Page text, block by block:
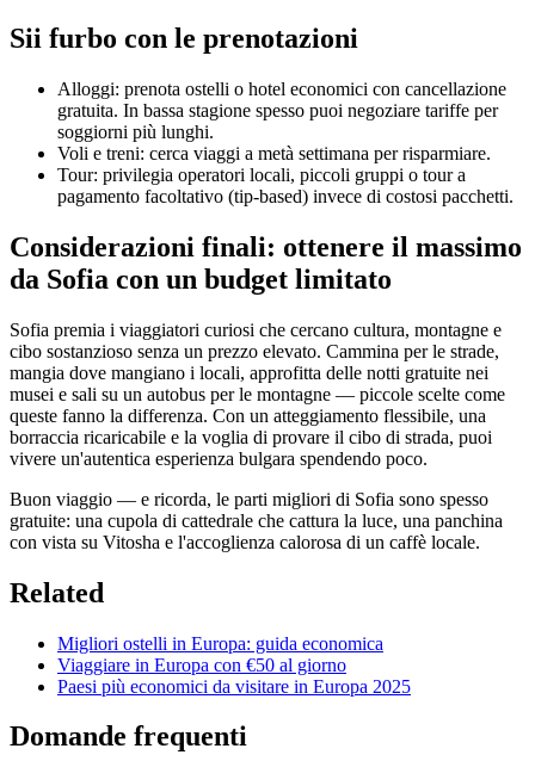
Sii furbo con le prenotazioni
Alloggi: prenota ostelli o hotel economici con cancellazione
gratuita. In bassa stagione spesso puoi negoziare tariffe per
soggiorni più lunghi.
Voli e treni: cerca viaggi a metà settimana per risparmiare.
Tour: privilegia operatori locali, piccoli gruppi o tour a
pagamento facoltativo (tip-based) invece di costosi pacchetti.
Considerazioni finali: ottenere il massimo
da Sofia con un budget limitato
Sofia premia i viaggiatori curiosi che cercano cultura, montagne e
cibo sostanzioso senza un prezzo elevato. Cammina per le strade,
mangia dove mangiano i locali, approfitta delle notti gratuite nei
musei e sali su un autobus per le montagne — piccole scelte come
queste fanno la differenza. Con un atteggiamento flessibile, una
borraccia ricaricabile e la voglia di provare il cibo di strada, puoi
vivere un'autentica esperienza bulgara spendendo poco.
Buon viaggio — e ricorda, le parti migliori di Sofia sono spesso
gratuite: una cupola di cattedrale che cattura la luce, una panchina
con vista su Vitosha e l'accoglienza calorosa di un caffè locale.
Related
Migliori ostelli in Europa: guida economica
Viaggiare in Europa con €50 al giorno
Paesi più economici da visitare in Europa 2025
Domande frequenti